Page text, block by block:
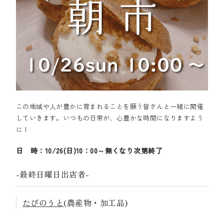
この地域や人が豊かに育まれることを願う皆さんと一緒に開催
していきます。いつもの日常が、心豊かな時間になりますよう
に！
日 時：10/26(日)10：00～無くなり次第終了
-最終日曜日出店者-
たびのうと(農産物・加工品)